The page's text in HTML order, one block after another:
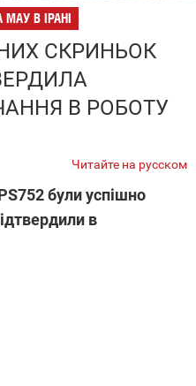
В ІРАНІ
СКРИНЬОК
В РОБОТУ
Читайте на русском
були успішно
в